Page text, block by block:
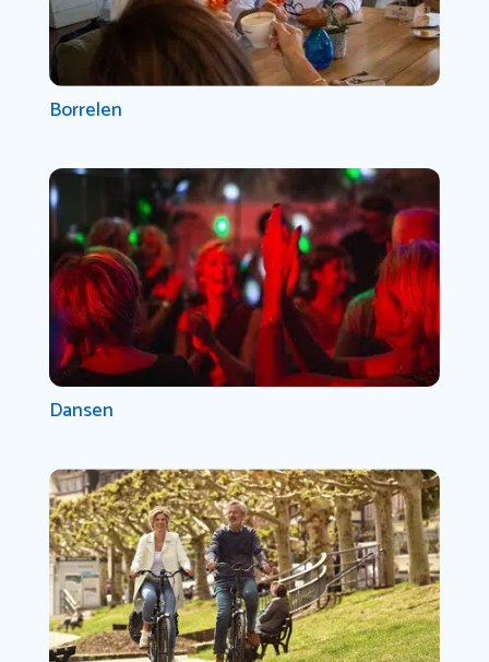
Borrelen
Dansen